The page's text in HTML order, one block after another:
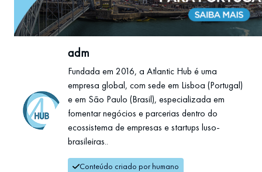
adm
Fundada em 2016, a Atlantic Hub é uma
empresa global, com sede em Lisboa (Portugal)
e em São Paulo (Brasil), especializada em
fomentar negócios e parcerias dentro do
ecossistema de empresas e startups luso-
brasileiras..
Conteúdo criado por humano